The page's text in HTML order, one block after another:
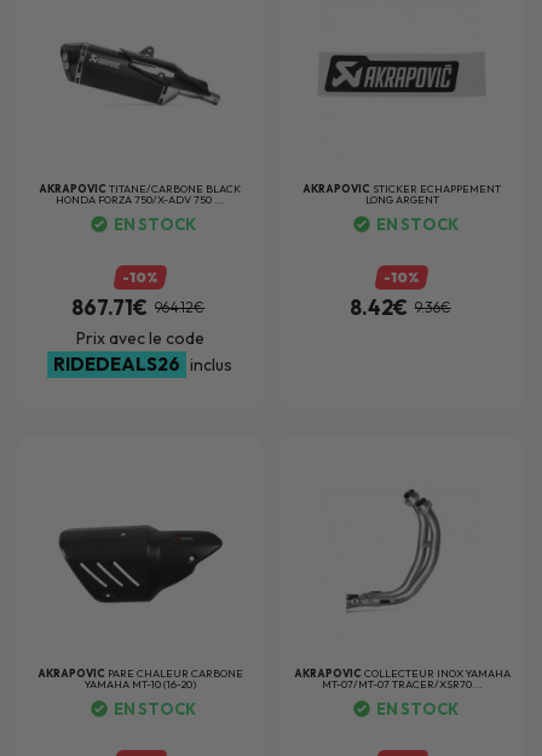
AKRAPOVICTITANE/CARBONE BLACK
HONDA FORZA 750/X-ADV 750 ...
EN STOCK
-10%
867.71€ 964.12€
Prix avec le code
RIDEDEALS26 inclus
AKRAPOVIC STICKER ECHAPPEMENT
LONG ARGENT
EN STOCK
-10%
8.42€ 9.36€
AKRAPOVIC PARE CHALEUR CARBONE
YAMAHA MT-10 (16-20)
EN STOCK
AKRAPOVIC COLLECTEUR INOX YAMAHA
MT-07/MT-07 TRACER/XSR70...
EN STOCK